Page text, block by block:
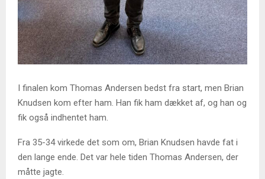
I finalen kom Thomas Andersen bedst fra start, men Brian
Knudsen kom efter ham. Han fik ham dækket af, og han og
fik også indhentet ham.
Fra 35-34 virkede det som om, Brian Knudsen havde fat i
den lange ende. Det var hele tiden Thomas Andersen, der
måtte jagte.